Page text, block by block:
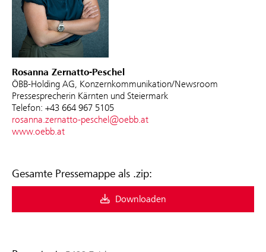
Rosanna Zernatto-Peschel
ÖBB-Holding AG, Konzernkommunikation/Newsroom
Pressesprecherin Kärnten und Steiermark
Telefon: +43 664 967 5105
rosanna.zernatto-peschel@oebb.at
www.oebb.at
Gesamte Pressemappe als .zip:
Downloaden